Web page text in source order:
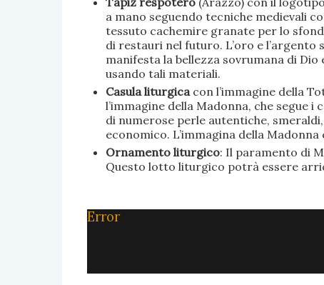
a mano seguendo tecniche medievali
tessuto cachemire granate per lo
di restauri nel futuro. L’oro e
manifesta la bellezza sovrumana di
usando tali materiali.
Casula liturgica con l’immagine della
l’immagine della Madonna, che segue
di numerose perle autentiche,
economico. L’immagina della
Ornamento liturgico: Il paramento di
Questo lotto liturgico potrà essere
Error